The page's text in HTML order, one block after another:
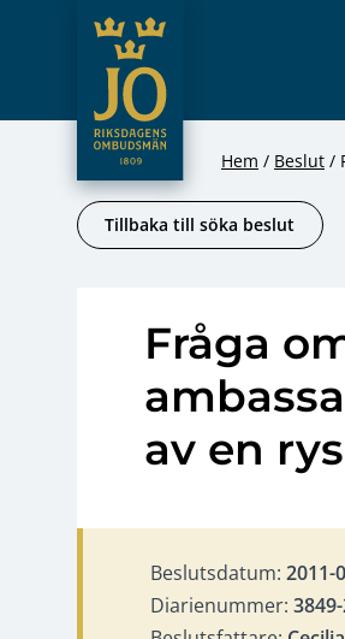
Hoppa till innehåll
JO – Riksdagens
Hem Beslut
Tillbaka till söka beslut
Fråga
av en
Beslutsdatum: 2011-
Diarienummer: